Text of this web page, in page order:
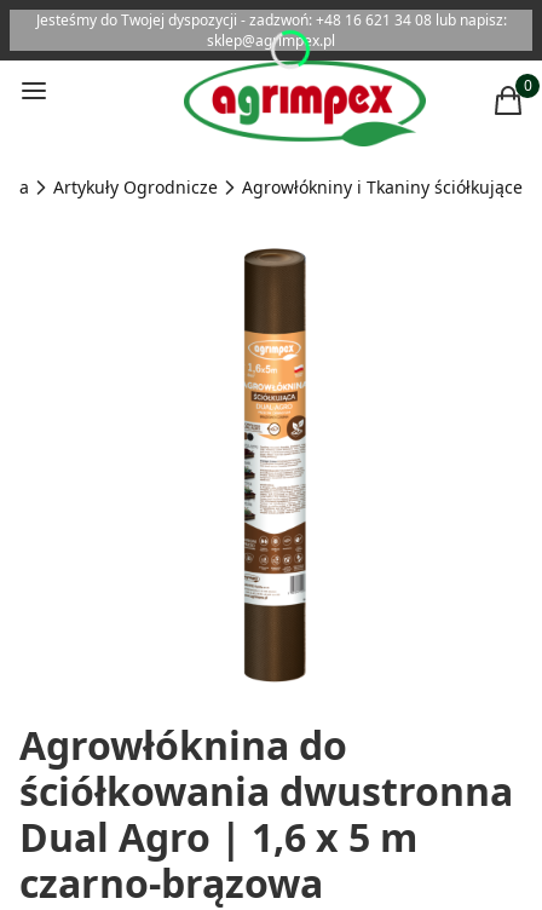
Jesteśmy do Twojej dyspozycji - zadzwoń: +48 16 621 34 08 lub napisz:
sklep@agrimpex.pl
Menu
Artykuły Ogrodnicze Agrowłókniny i Tkaniny ściółkujące
Agrowłóknina do
ściółkowania dwustronna
Dual Agro | 1,6 x 5 m
czarno-brązowa